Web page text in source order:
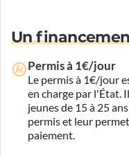
Un
Permis à 1€/jour
Le permis à 1€/jour
en charge par l'État.
jeunes de 15 à 25
permis et leur
paiement.